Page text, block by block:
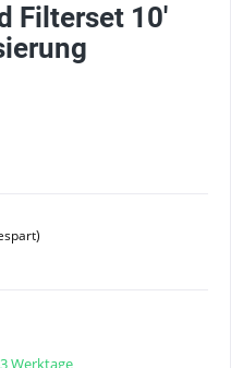
Filterset 10'
Werktage